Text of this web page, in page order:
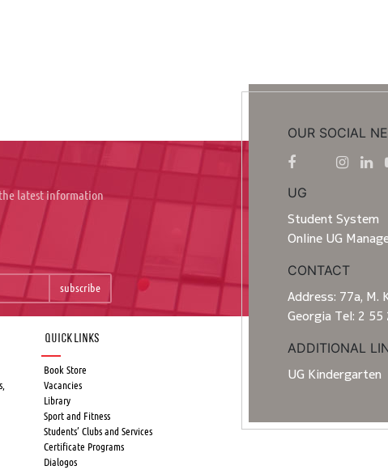
latest information
subscribe
OUR SOCIAL
UG
Student System
Online UG
CONTACT
Address: 77a, M.
Georgia Tel: 2 55
ADDITIONAL
UG Kindergarten
Quick Links
Book Store
Vacancies
Library
Sport and Fitness
Students’ Clubs and Services
Certificate Programs
Dialogos